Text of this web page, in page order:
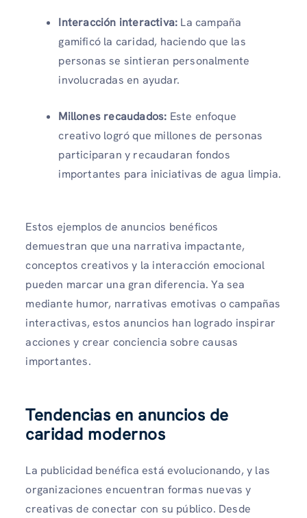
Interacción interactiva: La campaña
gamificó la caridad, haciendo que las
personas se sintieran personalmente
involucradas en ayudar.
Millones recaudados: Este enfoque
creativo logró que millones de personas
participaran y recaudaran fondos
importantes para iniciativas de agua limpia.
Estos ejemplos de anuncios benéficos
demuestran que una narrativa impactante,
conceptos creativos y la interacción emocional
pueden marcar una gran diferencia. Ya sea
mediante humor, narrativas emotivas o campañas
interactivas, estos anuncios han logrado inspirar
acciones y crear conciencia sobre causas
importantes.
Tendencias en anuncios de
caridad modernos
La publicidad benéfica está evolucionando, y las
organizaciones encuentran formas nuevas y
creativas de conectar con su público. Desde